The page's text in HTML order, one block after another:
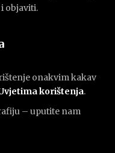
objaviti.
onakvim kakav
vjetima korištenja.
– uputite nam